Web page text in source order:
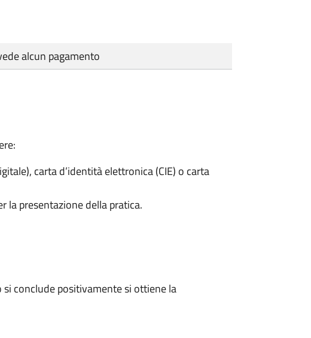
alcun pagamento
carta d’identità elettronica (CIE) o carta
la presentazione della pratica.
conclude positivamente si ottiene la